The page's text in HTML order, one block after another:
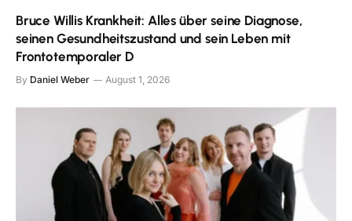
Bruce Willis Krankheit: Alles über seine Diagnose,
seinen Gesundheitszustand und sein Leben mit
Frontotemporaler D
By Daniel Weber August 1, 2026